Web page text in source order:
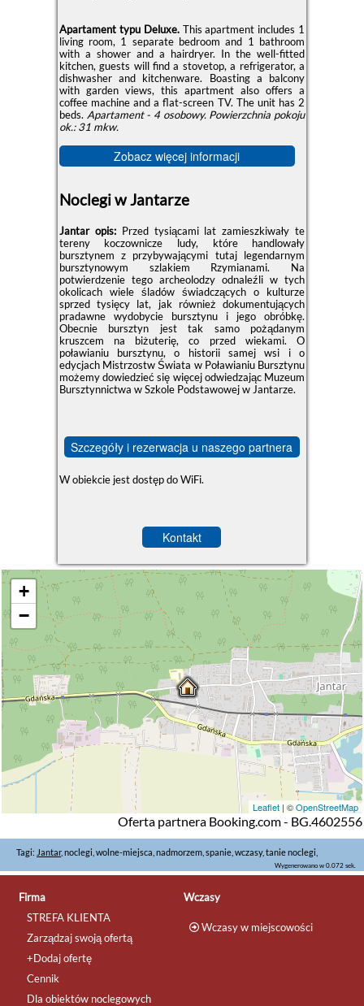
Apartament typu Deluxe.This apartment includes 1
living room, 1 separate bedroom and 1 bathroom
with a shower and a hairdryer. In the well-fitted
kitchen, guests will find a stovetop, a refrigerator, a
dishwasher and kitchenware. Boasting a balcony
with garden views, this apartment also offers a
coffee machine and a flat-screen TV. The unit has 2
beds. Apartament - 4 osobowy. Powierzchnia pokoju
ok.: 31 mkw.
Zobacz więcej informacji
Noclegi w Jantarze
Jantar opis: Przed tysiącami lat zamieszkiwały te
tereny koczownicze ludy, które handlowały
bursztynem z przybywającymi tutaj legendarnym
bursztynowym szlakiem Rzymianami. Na
potwierdzenie tego archeolodzy odnaleźli w tych
okolicach wiele śladów świadczących o kulturze
sprzed tysięcy lat, jak również dokumentujących
pradawne wydobycie bursztynu i jego obróbkę.
Obecnie bursztyn jest tak samo pożądanym
kruszcem na biżuterię, co przed wiekami. O
poławianiu bursztynu, o historii samej wsi i o
edycjach Mistrzostw Świata w Poławianiu Bursztynu
możemy dowiedzieć się więcej odwiedzając Muzeum
Bursztynnictwa w Szkole Podstawowej w Jantarze.
Szczegóły i rezerwacja u naszego partnera
W obiekcie jest dostęp do WiFi.
Kontakt
+
−
Leaflet | ©OpenStreetMap
Oferta partnera Booking.com - BG.4602556
Tagi: Jantar, noclegi, wolne-miejsca, nadmorzem, spanie, wczasy, tanie noclegi,
Wygenerowano w 0.072 sek.
Firma
STREFA KLIENTA
Zarządzaj swoją ofertą
+Dodaj ofertę
Cennik
Dla obiektów noclegowych
Wczasy
Wczasy w miejscowości